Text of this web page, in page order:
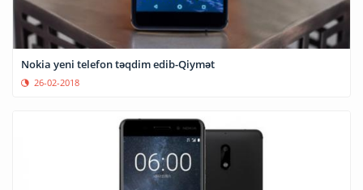
Nokia yeni telefon təqdim edib-Qiymət
26-02-2018